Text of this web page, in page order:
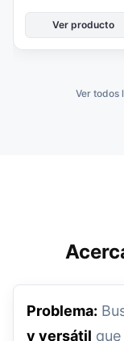
Ver producto
Ver todos
Problema:
y versátil